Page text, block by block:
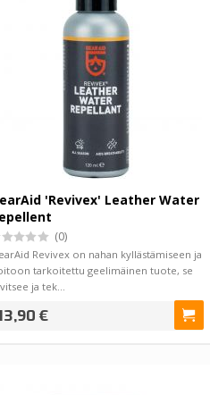
'Revivex' Leather Water
(0)
Revivex on nahan kyllästämiseen ja
tarkoitettu geelimäinen tuote, se
ja tek…
€